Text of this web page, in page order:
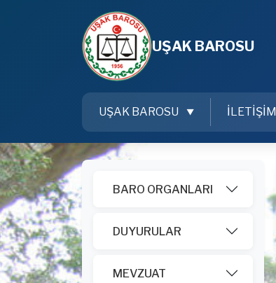
UŞAK BAROSU
UŞAK BAROSU İLETİŞİM
BARO ORGANLARI
DUYURULAR
MEVZUAT